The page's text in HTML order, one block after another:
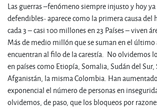
Las guerras –fenómeno siempre injusto y hoy
defendibles- aparece como la primera causa del
cada 3 – casi 100 millones en 23 Países – viven
Más de medio millón que se suman en el último
encuentran al filo de la carestía. No olvidemos
en países como Etiopía, Somalia, Sudán del Sur,
Afganistán, la misma Colombia. Han
exponencial el número de personas en
olvidemos, de paso, que los bloqueos por